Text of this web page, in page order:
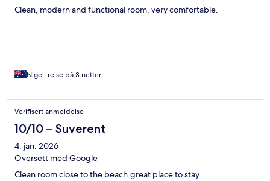
Clean, modern and functional room, very comfortable.
Nigel, reise på 3 netter
Verifisert anmeldelse
10/10 – Suverent
4. jan. 2026
Oversett med Google
Clean room close to the beach.great place to stay